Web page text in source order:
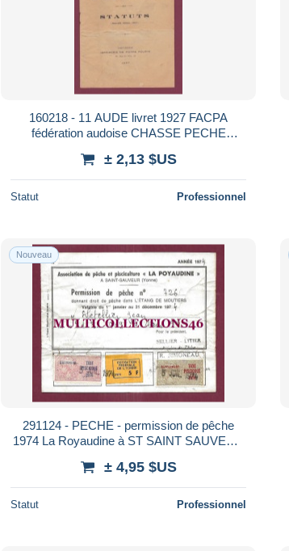
160218 - 11 AUDE livret 1927 FACPA
fédération audoise CHASSE PECHE
imprimerie
± 2,13 $US
Statut Professionnel
Nouveau
291124 - PECHE - permission de pêche
1974 La Royaudine à ST SAINT SAUVEUR
± 4,95 $US
Statut Professionnel